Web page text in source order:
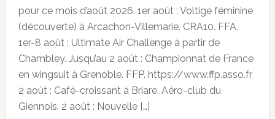
pour ce mois d’août 2026. 1er août : Voltige féminine
(découverte) à Arcachon-Villemarie. CRA10. FFA.
1er-8 août : Ultimate Air Challenge à partir de
Chambley. Jusqu’au 2 août : Championnat de France
en wingsuit à Grenoble. FFP. https://www.ffp.asso.fr
2 août : Café-croissant à Briare. Aéro-club du
Giennois. 2 août : Nouvelle […]